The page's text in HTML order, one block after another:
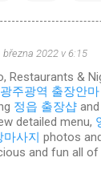
března 2022 v 6:15
Restaurants &
광주광역 출장안마
정읍 출장샵
detailed menu,
마사지 photos
and fun all